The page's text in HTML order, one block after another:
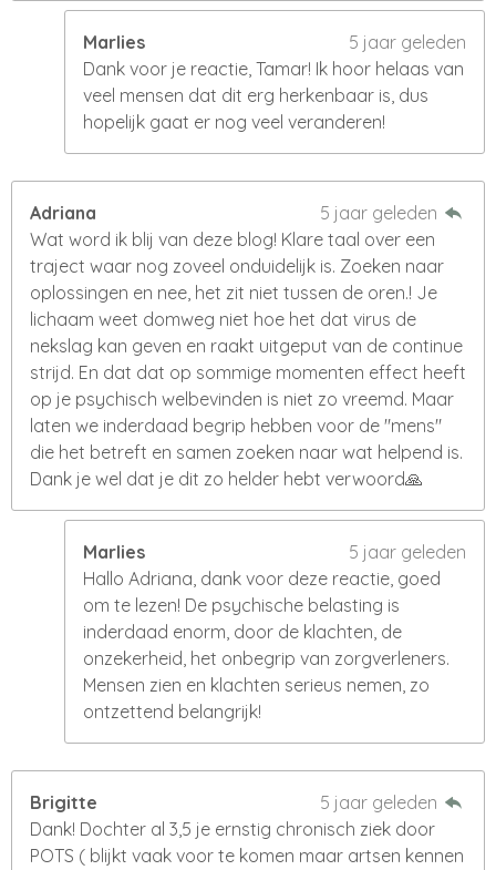
Marlies
5 jaar geleden
Dank voor je reactie, Tamar! Ik hoor helaas van
veel mensen dat dit erg herkenbaar is, dus
hopelijk gaat er nog veel veranderen!
Adriana
5 jaar geleden
Wat word ik blij van deze blog! Klare taal over een
traject waar nog zoveel onduidelijk is. Zoeken naar
oplossingen en nee, het zit niet tussen de oren.! Je
lichaam weet domweg niet hoe het dat virus de
nekslag kan geven en raakt uitgeput van de continue
strijd. En dat dat op sommige momenten effect heeft
op je psychisch welbevinden is niet zo vreemd. Maar
laten we inderdaad begrip hebben voor de "mens"
die het betreft en samen zoeken naar wat helpend is.
Dank je wel dat je dit zo helder hebt verwoord🙏
Marlies
5 jaar geleden
Hallo Adriana, dank voor deze reactie, goed
om te lezen! De psychische belasting is
inderdaad enorm, door de klachten, de
onzekerheid, het onbegrip van zorgverleners.
Mensen zien en klachten serieus nemen, zo
ontzettend belangrijk!
Brigitte
5 jaar geleden
Dank! Dochter al 3,5 je ernstig chronisch ziek door
POTS ( blijkt vaak voor te komen maar artsen kennen